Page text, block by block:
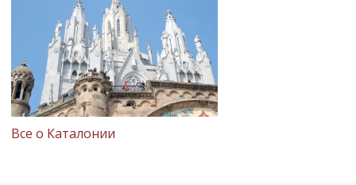
Все о Каталонии